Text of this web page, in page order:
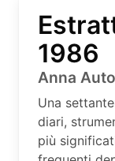
1986
Anna
Una
diari,
più